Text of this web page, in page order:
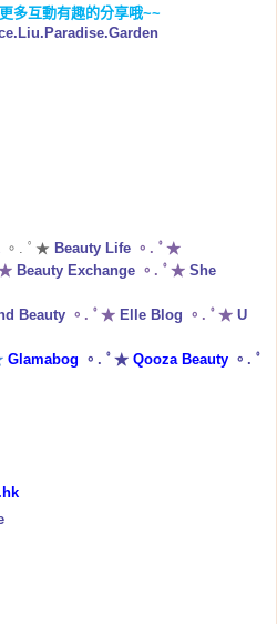
多互動有趣的分享哦~~
。. ﾟ★ Beauty Life 。. ﾟ★
★ Beauty Exchange 。. ﾟ★ She
Beauty 。. ﾟ★ Elle Blog 。. ﾟ★ U
Glamabog 。. ﾟ★ Qooza Beauty 。. ﾟ